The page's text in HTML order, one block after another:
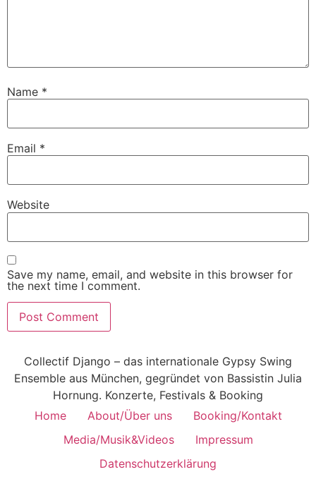
Name *
Email *
Website
Save my name, email, and website in this browser for
the next time I comment.
Collectif Django – das internationale Gypsy Swing
Ensemble aus München, gegründet von Bassistin Julia
Hornung. Konzerte, Festivals & Booking
Home
About/Über uns
Booking/Kontakt
Media/Musik&Videos
Impressum
Datenschutzerklärung